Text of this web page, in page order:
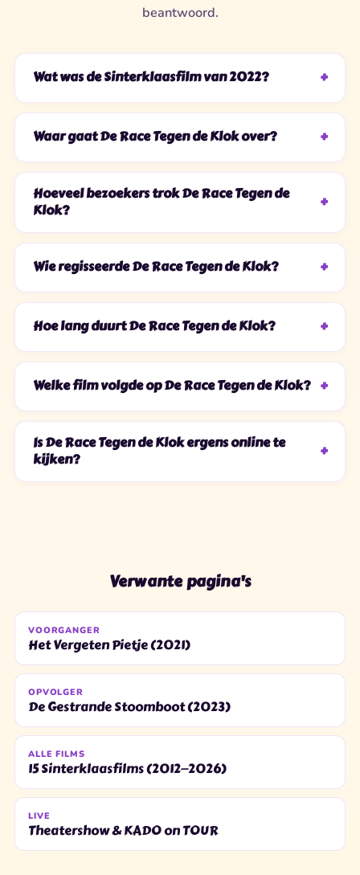
beantwoord.
Wat was de Sinterklaasfilm van 2022?
Waar gaat De Race Tegen de Klok over?
Hoeveel bezoekers trok De Race Tegen de
Klok?
Wie regisseerde De Race Tegen de Klok?
Hoe lang duurt De Race Tegen de Klok?
Welke film volgde op De Race Tegen de Klok?
Is De Race Tegen de Klok ergens online te
kijken?
Verwante pagina's
VOORGANGER
Het Vergeten Pietje (2021)
OPVOLGER
De Gestrande Stoomboot (2023)
ALLE FILMS
15 Sinterklaasfilms (2012—2026)
LIVE
Theatershow & KADO on TOUR